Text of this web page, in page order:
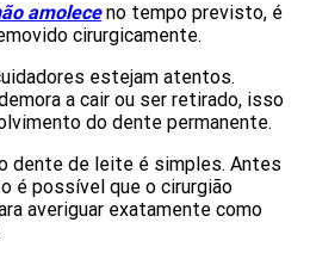
amoleceno tempo previsto, é
cirurgicamente.
estejam atentos.
a cair ou ser retirado, isso
do dente permanente.
dente de leite é simples. Antes
é possível que o cirurgião
averiguar exatamente como